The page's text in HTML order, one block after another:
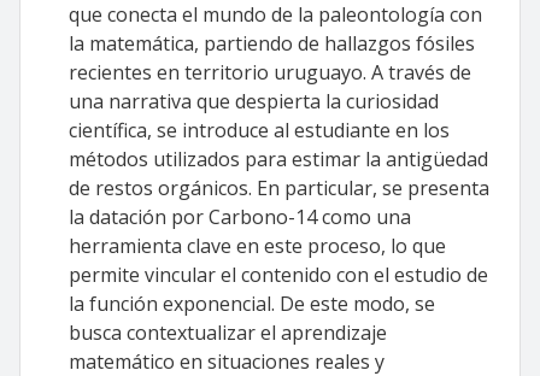
que conecta el mundo de la paleontología con
la matemática, partiendo de hallazgos fósiles
recientes en territorio uruguayo. A través de
una narrativa que despierta la curiosidad
científica, se introduce al estudiante en los
métodos utilizados para estimar la antigüedad
de restos orgánicos. En particular, se presenta
la datación por Carbono-14 como una
herramienta clave en este proceso, lo que
permite vincular el contenido con el estudio de
la función exponencial. De este modo, se
busca contextualizar el aprendizaje
matemático en situaciones reales y